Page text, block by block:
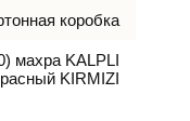
коробка
махра KALPLI
KIRMIZI